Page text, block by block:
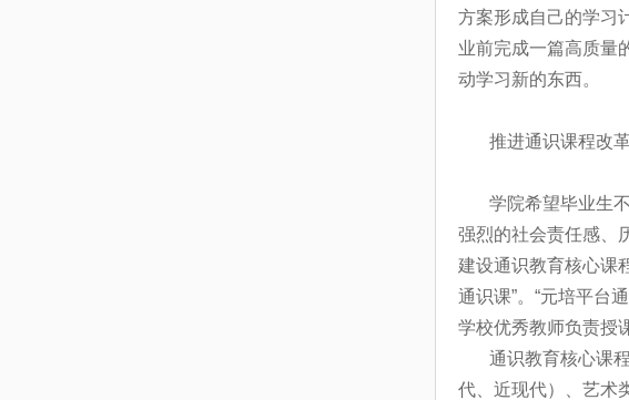
方案形成自己的学习
业前完成一篇高质量
动学习新的东西。
推进通识课程改
学院希望毕业生
强烈的社会责任感、
建设通识教育核心课
通识课”。“元培平台
学校优秀教师负责授
通识教育核心课
代、近现代）、艺术